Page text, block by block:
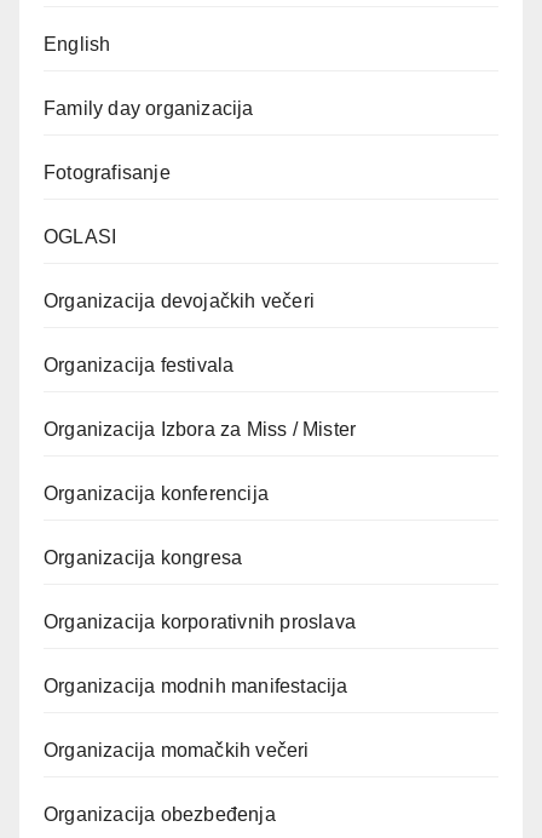
English
Family day organizacija
Fotografisanje
OGLASI
Organizacija devojačkih večeri
Organizacija festivala
Organizacija Izbora za Miss / Mister
Organizacija konferencija
Organizacija kongresa
Organizacija korporativnih proslava
Organizacija modnih manifestacija
Organizacija momačkih večeri
Organizacija obezbeđenja